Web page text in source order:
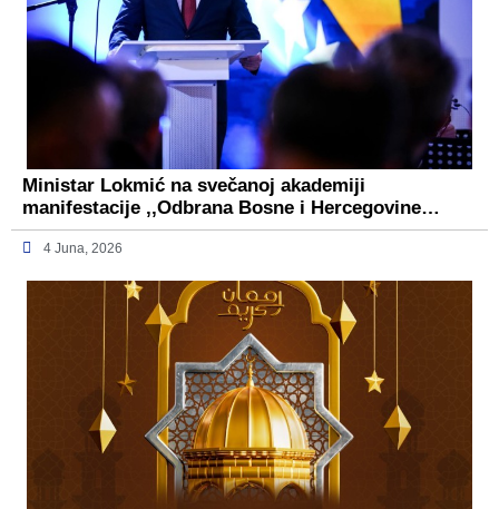
Ministar Lokmić na svečanoj akademiji
manifestacije ,,Odbrana Bosne i Hercegovine…
4 Juna, 2026